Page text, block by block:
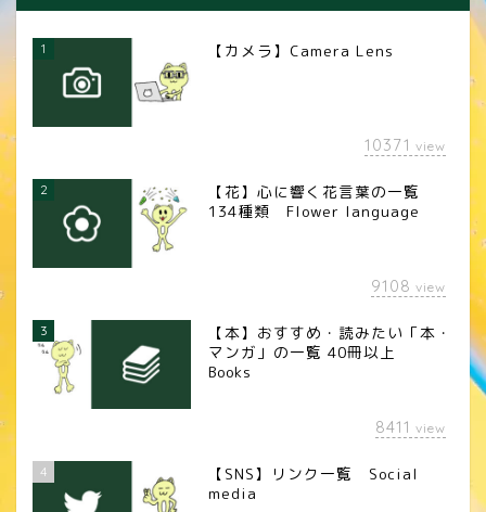
1 【カメラ】Camera Lens
10371 view
2
【花】心に響く花言葉の一覧
134種類 Flower language
9108 view
3
【本】おすすめ・読みたい「本・
マンガ」の一覧 40冊以上
Books
8411 view
4
【SNS】リンク一覧 Social
media